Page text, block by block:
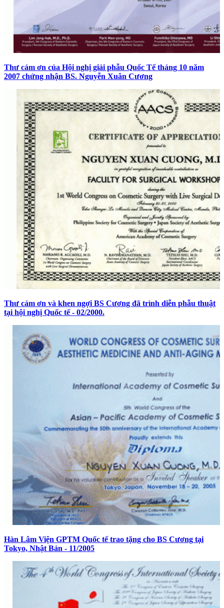
Thư cám ơn của Hội nghị giải phẫu Quốc Tế tháng 10 năm
2007 chứng nhận BS. Nguyễn Xuân Cương
Thư cám ơn và khen ngợi BS Cương đã trình diễn phẫu thuật
tại hội nghị Quốc tế - 02/2000.
Hàn Lâm Viện GPTM Quốc tế trao tặng cho BS Cương tại
Tokyo, Nhật Bản - 11/2005